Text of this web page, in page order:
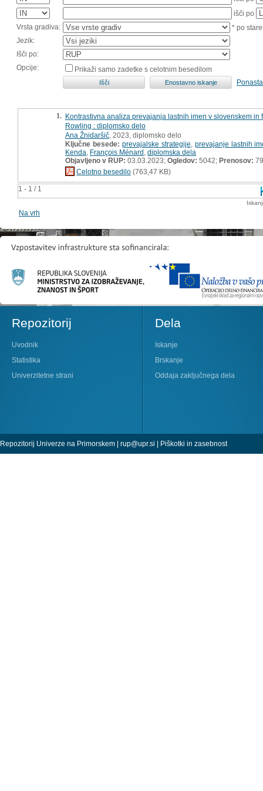
išči po
Vrsta gradiva:
* po
Jezik:
Išči po:
Opcije:
Prikaži samo zadetke s celotnim besedilom
1 - 1 / 1
1. Kontrastivna analiza prevajanja lastnih imen v slovenskem
Rowling : diplomsko delo
Ana Žnidaršič , 2023, diplomsko delo
Ključne besede: prevajalske strategije prevajanje lastnih
Kenda François Ménard diplomska dela
Objavljeno v RUP: 03.03.2023; Ogledov: 5042; Prenosov: 79
Celotno besedilo (763,47 KB)
Na vrh
Repozitorij
Uvodnik
Statistika
Univerzitetne strani
Dela
Iskanje
Brskanje
Oddaja zaključnega dela
Repozitorij Univerze na Primorskem | rup@upr.si | Piškotki in zasebnost